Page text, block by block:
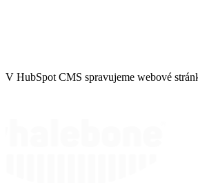
V HubSpot CMS spravujeme webové